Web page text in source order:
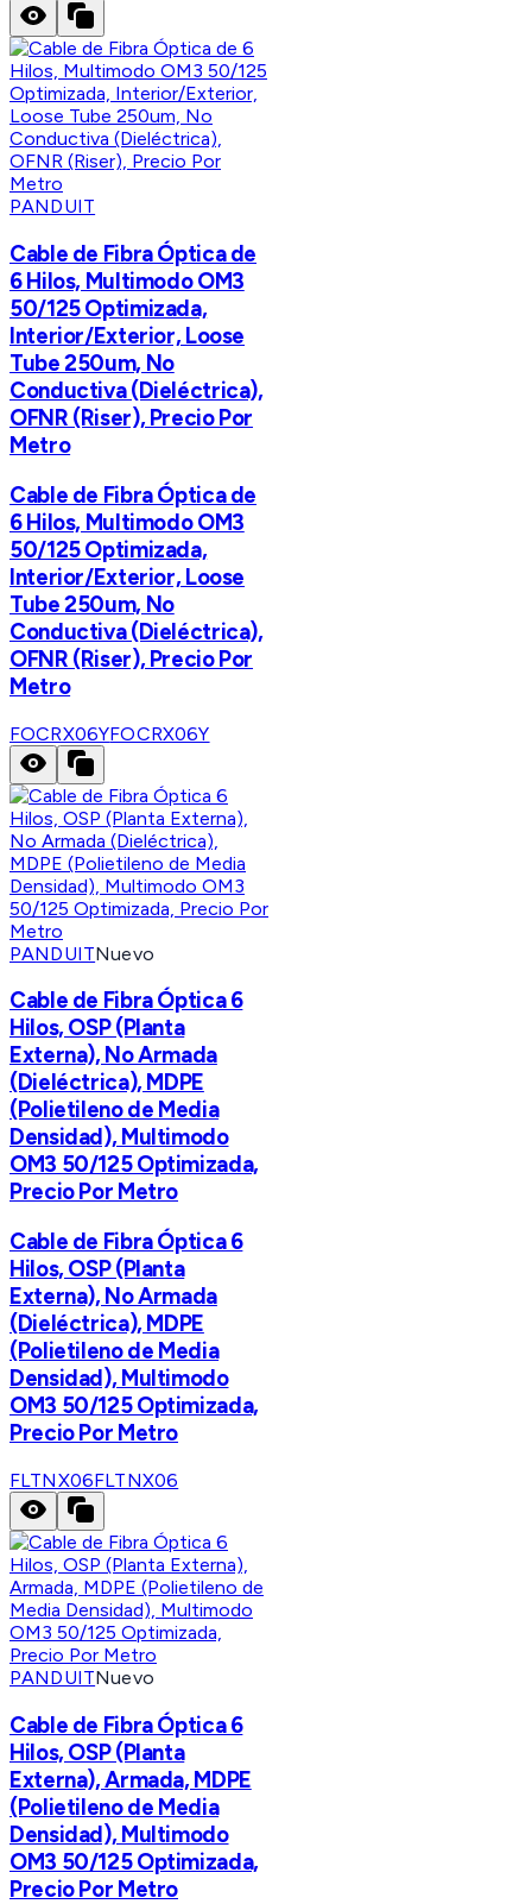
PANDUIT
Cable de Fibra Óptica de
6 Hilos, Multimodo OM3
50/125 Optimizada,
Interior/Exterior, Loose
Tube 250um, No
Conductiva (Dieléctrica),
OFNR (Riser), Precio Por
Metro
Cable de Fibra Óptica de
6 Hilos, Multimodo OM3
50/125 Optimizada,
Interior/Exterior, Loose
Tube 250um, No
Conductiva (Dieléctrica),
OFNR (Riser), Precio Por
Metro
FOCRX06YFOCRX06Y
PANDUITNuevo
Cable de Fibra Óptica 6
Hilos, OSP (Planta
Externa), No Armada
(Dieléctrica), MDPE
(Polietileno de Media
Densidad), Multimodo
OM3 50/125 Optimizada,
Precio Por Metro
Cable de Fibra Óptica 6
Hilos, OSP (Planta
Externa), No Armada
(Dieléctrica), MDPE
(Polietileno de Media
Densidad), Multimodo
OM3 50/125 Optimizada,
Precio Por Metro
FLTNX06FLTNX06
PANDUITNuevo
Cable de Fibra Óptica 6
Hilos, OSP (Planta
Externa), Armada, MDPE
(Polietileno de Media
Densidad), Multimodo
OM3 50/125 Optimizada,
Precio Por Metro